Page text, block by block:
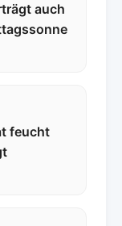
auch
feucht